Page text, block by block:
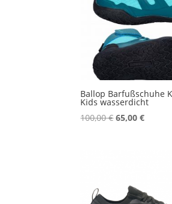
Ballop Barfußschuhe
Kids wasserdicht
100,00€Ursprünglicher
65,00€